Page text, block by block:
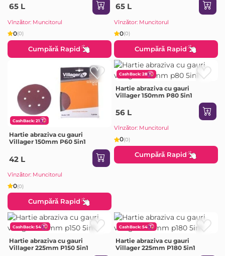
65 L
Vînzător: Muncitorul
0(0)
Cumpără Rapid
65 L
Vînzător: Muncitorul
0(0)
Cumpără Rapid
CashBack: 21
Hartie abraziva cu gauri
Villager 150mm P60 5in1
42 L
Vînzător: Muncitorul
0(0)
Cumpără Rapid
CashBack: 28
Hartie abraziva cu gauri
Villager 150mm P80 5in1
56 L
Vînzător: Muncitorul
0(0)
Cumpără Rapid
CashBack: 54
Hartie abraziva cu gauri
Villager 225mm P150 5in1
CashBack: 54
Hartie abraziva cu gauri
Villager 225mm P180 5in1